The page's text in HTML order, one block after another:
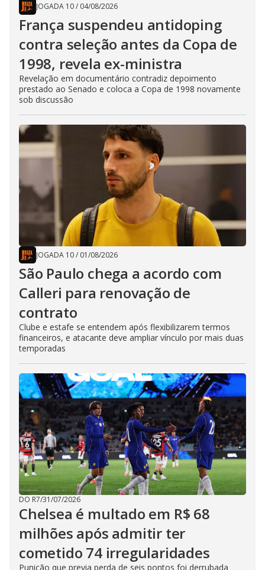
JOGADA 10/ 04/08/2026
França suspendeu antidoping
contra seleção antes da Copa de
1998, revela ex-ministra
Revelação em documentário contradiz depoimento
prestado ao Senado e coloca a Copa de 1998 novamente
sob discussão
JOGADA 10/ 01/08/2026
São Paulo chega a acordo com
Calleri para renovação de
contrato
Clube e estafe se entendem após flexibilizarem termos
financeiros, e atacante deve ampliar vínculo por mais duas
temporadas
DO R7/31/07/2026
Chelsea é multado em R$ 68
milhões após admitir ter
cometido 74 irregularidades
Punição que previa perda de seis pontos foi derrubada